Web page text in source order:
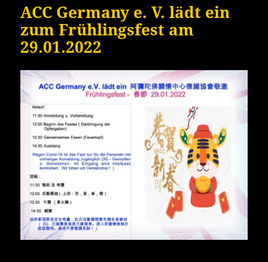
ACC Germany e. V. lädt ein
zum Frühlingsfest am
29.01.2022